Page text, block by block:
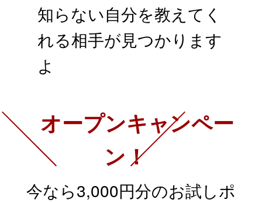
知らない自分を教えてく
れる相手が見つかります
よ
オープンキャンペー
ン！
今なら3,000円分のお試しポ